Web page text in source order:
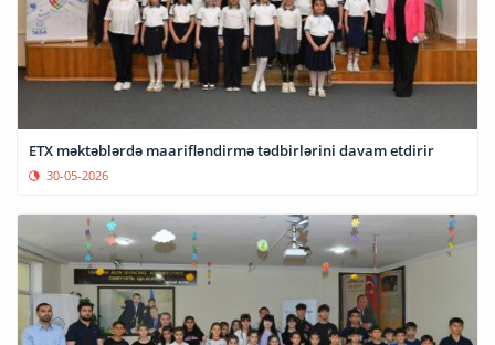
ETX məktəblərdə maarifləndirmə tədbirlərini davam etdirir
30-05-2026